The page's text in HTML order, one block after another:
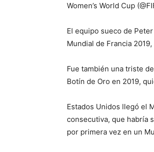
Women’s World Cup
El equipo sueco de
Mundial de Francia
Fue también una triste
Botín de Oro en 2019,
Estados Unidos llegó el
consecutiva, que habría
por primera vez en un